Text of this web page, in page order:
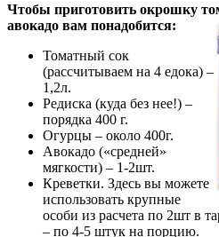
Чтобы приготовить окрошку
авокадо вам понадобится:
Томатный сок
(рассчитываем на 4 едока) –
1,2л.
Редиска (куда без нее!) –
порядка 400 г.
Огурцы – около 400г.
Авокадо («средней»
мягкости) – 1-2шт.
Креветки. Здесь вы можете
использовать крупные
особи из расчета по 2шт в
– по 4-5 штук на порцию.